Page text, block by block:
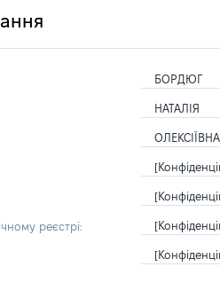
БОРДЮГ
НАТАЛІЯ
ОЛЕКСІЇВНА
реєстрі: